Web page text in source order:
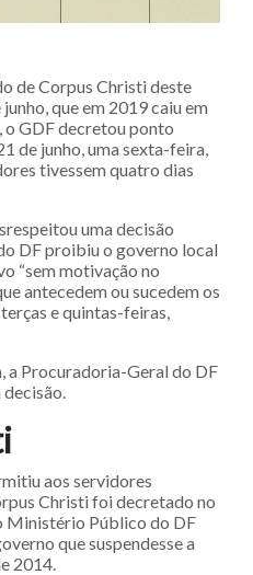
de Corpus Christi deste
que em 2019 caiu em
o GDF decretou ponto
de junho, uma sexta-feira,
tivessem quatro dias
uma decisão
DF proibiu o governo local
“sem motivação no
antecedem ou sucedem os
e quintas-feiras,
a Procuradoria-Geral do DF
aos servidores
Christi foi decretado no
Ministério Público do DF
que suspendesse a
2014.